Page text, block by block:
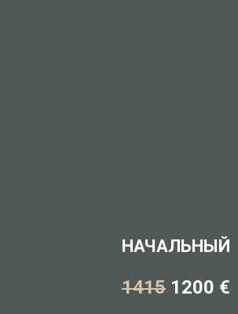
НАЧАЛЬНЫЙ
1415 1200 €